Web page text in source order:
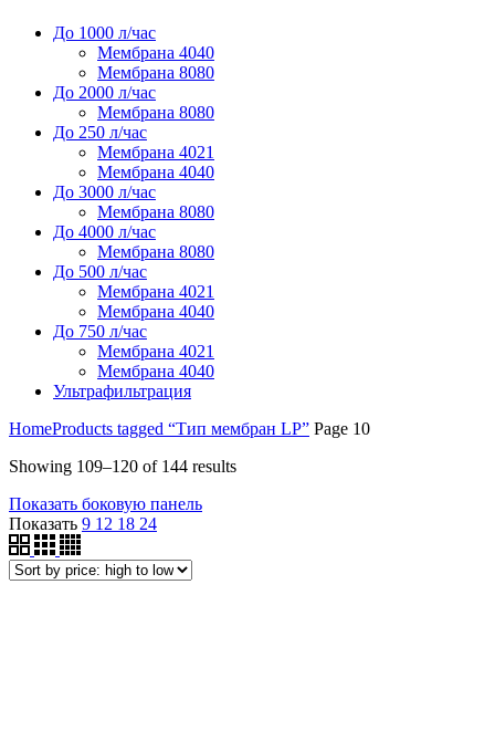
До 1000 л/час
Мембрана 4040
Мембрана 8080
До 2000 л/час
Мембрана 8080
До 250 л/час
Мембрана 4021
Мембрана 4040
До 3000 л/час
Мембрана 8080
До 4000 л/час
Мембрана 8080
До 500 л/час
Мембрана 4021
Мембрана 4040
До 750 л/час
Мембрана 4021
Мембрана 4040
Ультрафильтрация
HomeProducts tagged “Тип мембран LP” Page 10
Showing 109–120 of 144 results
Показать боковую панель
Показать 9 12 18 24